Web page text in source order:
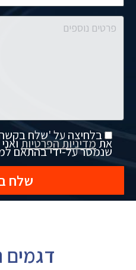
בלחיצה על 'שלח
אתמדיניות הפרטיות
שנמסר על-ידי בהתאם
דגמים